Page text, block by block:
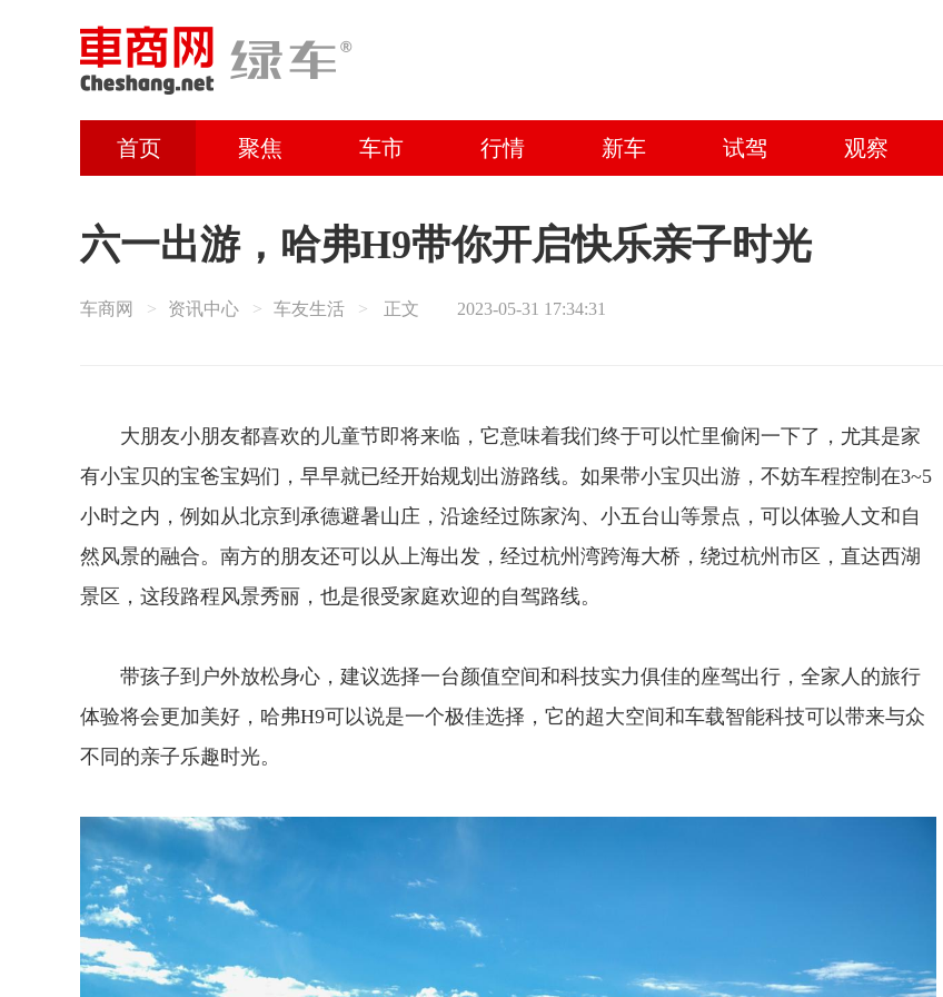
首页 聚焦 车市 行情 新车 试驾 观察
六一出游，哈弗H9带你开启快乐亲子时光
车商网 资讯中心 车友生活 正文 2023-05-31 17:34:31
大朋友小朋友都喜欢的儿童节即将来临，它意味着我们终于可以忙里偷闲一下了，尤其是家
有小宝贝的宝爸宝妈们，早早就已经开始规划出游路线。如果带小宝贝出游，不妨车程控制在3~5
小时之内，例如从北京到承德避暑山庄，沿途经过陈家沟、小五台山等景点，可以体验人文和自
然风景的融合。南方的朋友还可以从上海出发，经过杭州湾跨海大桥，绕过杭州市区，直达西湖
景区，这段路程风景秀丽，也是很受家庭欢迎的自驾路线。
带孩子到户外放松身心，建议选择一台颜值空间和科技实力俱佳的座驾出行，全家人的旅行
体验将会更加美好，哈弗H9可以说是一个极佳选择，它的超大空间和车载智能科技可以带来与众
不同的亲子乐趣时光。